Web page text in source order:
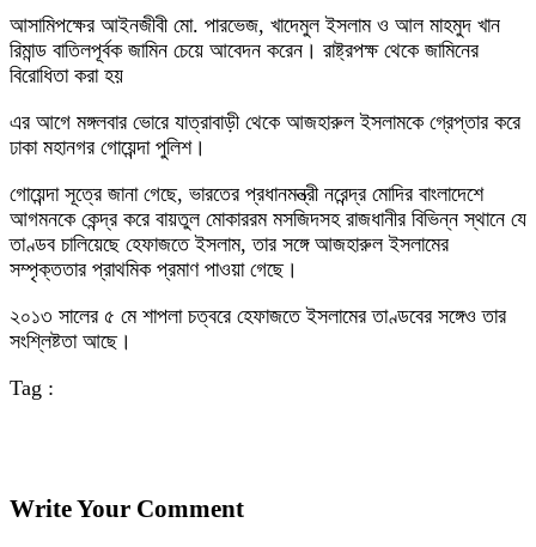
আসামিপক্ষের আইনজীবী মো. পারভেজ, খাদেমুল ইসলাম ও আল মাহমুদ খান
রিমান্ড বাতিলপূর্বক জামিন চেয়ে আবেদন করেন। রাষ্ট্রপক্ষ থেকে জামিনের
বিরোধিতা করা হয়
এর আগে মঙ্গলবার ভোরে যাত্রাবাড়ী থেকে আজহারুল ইসলামকে গ্রেপ্তার করে
ঢাকা মহানগর গোয়েন্দা পুলিশ।
গোয়েন্দা সূত্রে জানা গেছে, ভারতের প্রধানমন্ত্রী নরেন্দ্র মোদির বাংলাদেশে
আগমনকে কেন্দ্র করে বায়তুল মোকাররম মসজিদসহ রাজধানীর বিভিন্ন স্থানে যে
তাণ্ডব চালিয়েছে হেফাজতে ইসলাম, তার সঙ্গে আজহারুল ইসলামের
সম্পৃক্ততার প্রাথমিক প্রমাণ পাওয়া গেছে।
২০১৩ সালের ৫ মে শাপলা চত্বরে হেফাজতে ইসলামের তাণ্ডবের সঙ্গেও তার
সংশ্লিষ্টতা আছে।
Tag :
Write Your Comment